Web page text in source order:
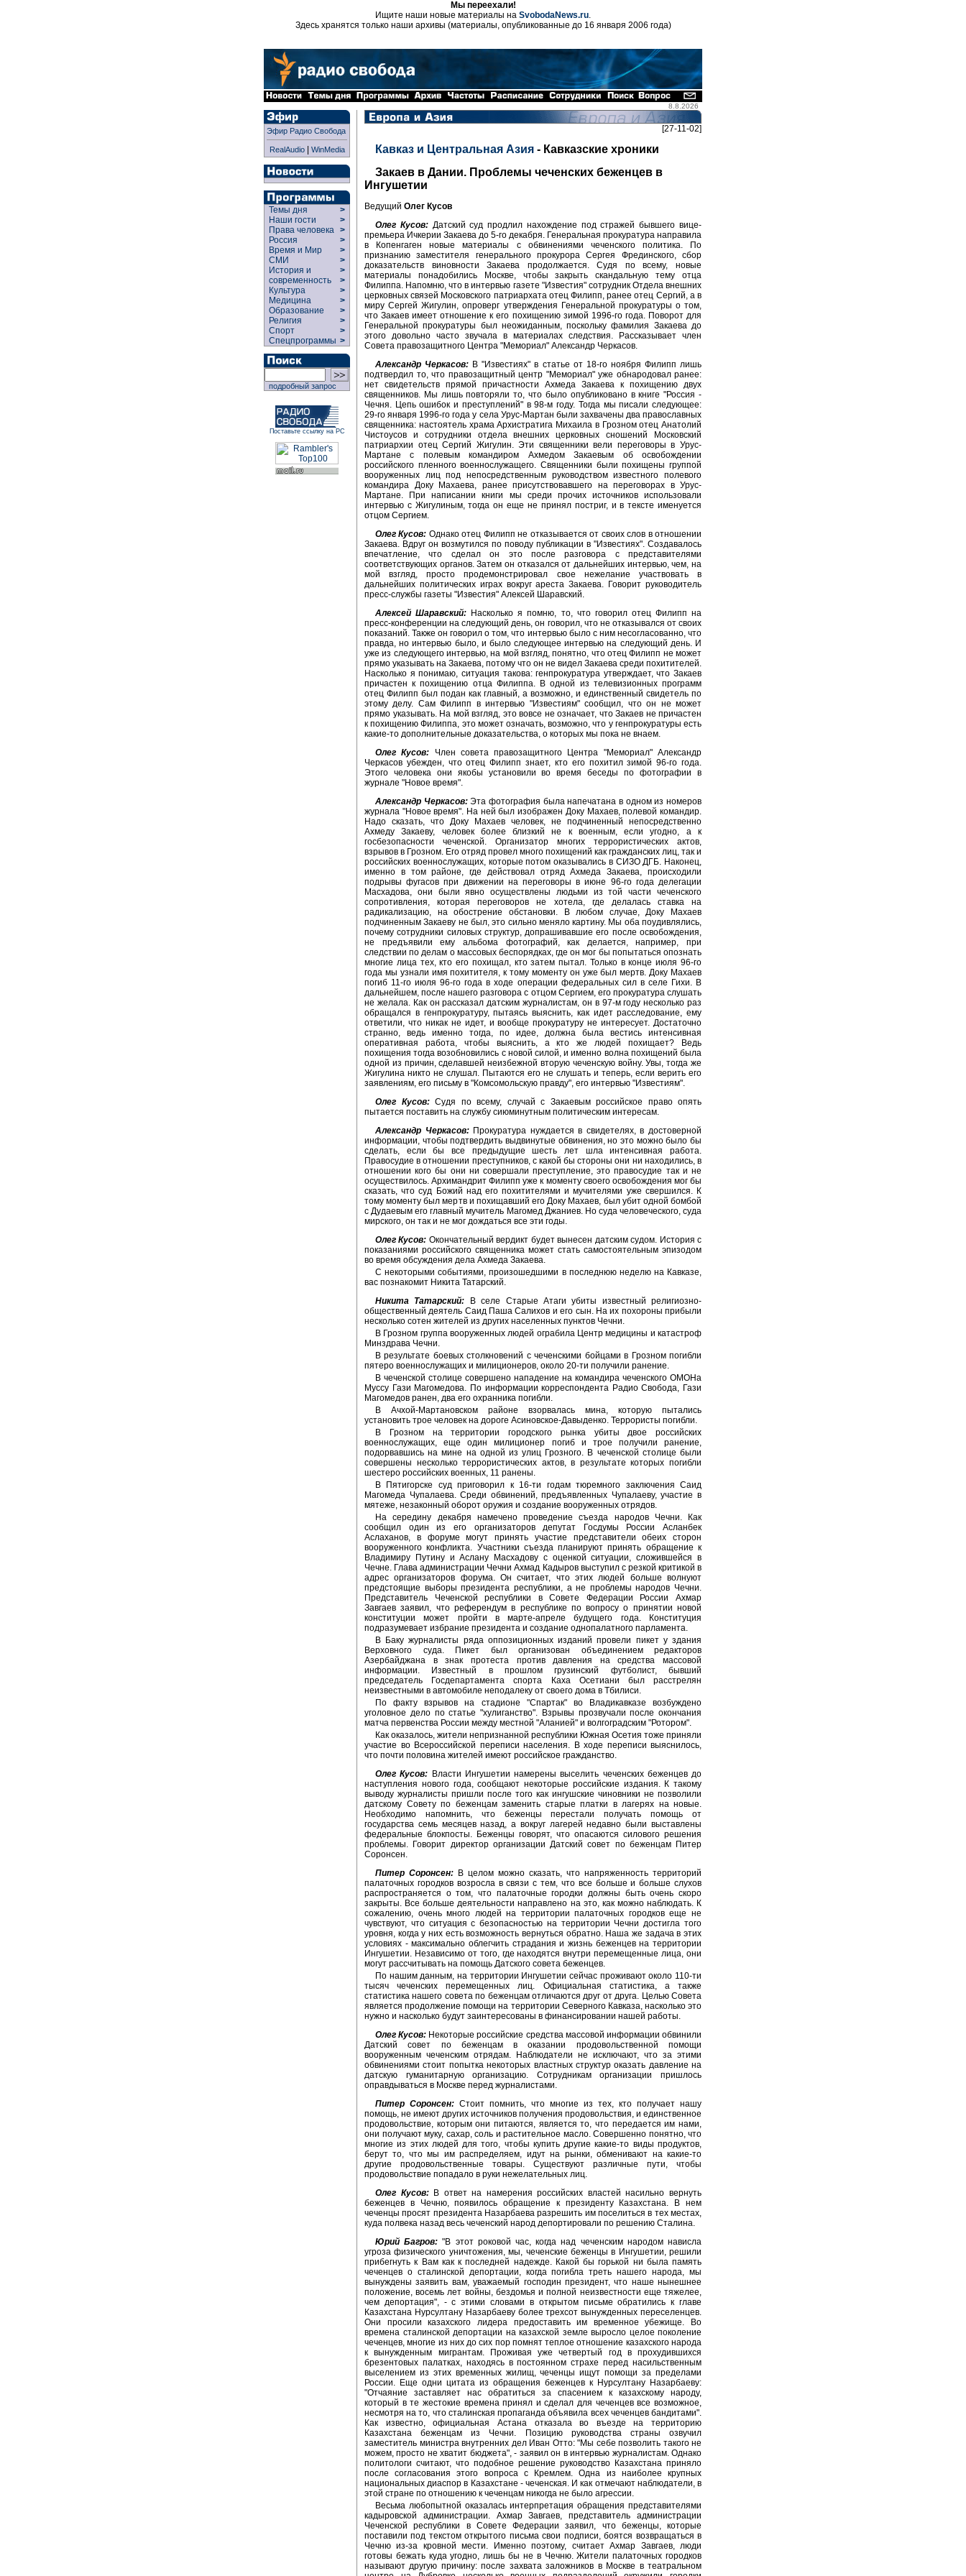
Мы переехали!
Ищите наши новые материалы на SvobodaNews.ru.
Здесь хранятся только наши архивы (материалы, опубликованные до 16 января 2006 года)
8.8.2026
Эфир Радио Свобода
RealAudio| WinMedia
Темы дня
>
Наши гости
>
Права человека >
Россия
>
Время и Мир
>
СМИ
>
История и
современность
>
>
Культура
>
Медицина
>
Образование
>
Религия
>
Спорт
>
Спецпрограммы >
подробный запрос
Поставьте ссылку на РС
[27-11-02]
Кавказ и Центральная Азия - Кавказские хроники
Закаев в Дании. Проблемы чеченских беженцев в
Ингушетии
Ведущий Олег Кусов
Олег Кусов:Датский суд продлил нахождение под стражей бывшего вице-
премьера Ичкерии Закаева до 5-го декабря. Генеральная прокуратура направила
в Копенгаген новые материалы с обвинениями чеченского политика. По
признанию заместителя генерального прокурора Сергея Фрединского, сбор
доказательств виновности Закаева продолжается. Судя по всему, новые
материалы понадобились Москве, чтобы закрыть скандальную тему отца
Филиппа. Напомню, что в интервью газете "Известия" сотрудник Отдела внешних
церковных связей Московского патриархата отец Филипп, ранее отец Сергий, а в
миру Сергей Жигулин, опроверг утверждения Генеральной прокуратуры о том,
что Закаев имеет отношение к его похищению зимой 1996-го года. Поворот для
Генеральной прокуратуры был неожиданным, поскольку фамилия Закаева до
этого довольно часто звучала в материалах следствия. Рассказывает член
Совета правозащитного Центра "Мемориал" Александр Черкасов.
Александр Черкасов: В "Известиях" в статье от 18-го ноября Филипп лишь
подтвердил то, что правозащитный центр "Мемориал" уже обнародовал ранее:
нет свидетельств прямой причастности Ахмеда Закаева к похищению двух
священников. Мы лишь повторяли то, что было опубликовано в книге "Россия -
Чечня. Цепь ошибок и преступлений" в 98-м году. Тогда мы писали следующее:
29-го января 1996-го года у села Урус-Мартан были захвачены два православных
священника: настоятель храма Архистратига Михаила в Грозном отец Анатолий
Чистоусов и сотрудники отдела внешних церковных сношений Московский
патриархии отец Сергий Жигулин. Эти священники вели переговоры в Урус-
Мартане с полевым командиром Ахмедом Закаевым об освобождении
российского пленного военнослужащего. Священники были похищены группой
вооруженных лиц под непосредственным руководством известного полевого
командира Доку Махаева, ранее присутствовавшего на переговорах в Урус-
Мартане. При написании книги мы среди прочих источников использовали
интервью с Жигулиным, тогда он еще не принял постриг, и в тексте именуется
отцом Сергием.
Олег Кусов: Однако отец Филипп не отказывается от своих слов в отношении
Закаева. Вдруг он возмутился по поводу публикации в "Известиях". Создавалось
впечатление, что сделал он это после разговора с представителями
соответствующих органов. Затем он отказался от дальнейших интервью, чем, на
мой взгляд, просто продемонстрировал свое нежелание участвовать в
дальнейших политических играх вокруг ареста Закаева. Говорит руководитель
пресс-службы газеты "Известия" Алексей Шаравский.
Алексей Шаравский: Насколько я помню, то, что говорил отец Филипп на
пресс-конференции на следующий день, он говорил, что не отказывался от своих
показаний. Также он говорил о том, что интервью было с ним несогласованно, что
правда, но интервью было, и было следующее интервью на следующий день. И
уже из следующего интервью, на мой взгляд, понятно, что отец Филипп не может
прямо указывать на Закаева, потому что он не видел Закаева среди похитителей.
Насколько я понимаю, ситуация такова: генпрокуратура утверждает, что Закаев
причастен к похищению отца Филиппа. В одной из телевизионных программ
отец Филипп был подан как главный, а возможно, и единственный свидетель по
этому делу. Сам Филипп в интервью "Известиям" сообщил, что он не может
прямо указывать. На мой взгляд, это вовсе не означает, что Закаев не причастен
к похищению Филиппа, это может означать, возможно, что у генпрокуратуры есть
какие-то дополнительные доказательства, о которых мы пока не внаем.
Олег Кусов: Член совета правозащитного Центра "Мемориал" Александр
Черкасов убежден, что отец Филипп знает, кто его похитил зимой 96-го года.
Этого человека они якобы установили во время беседы по фотографии в
журнале "Новое время".
Александр Черкасов:Эта фотография была напечатана в одном из номеров
журнала "Новое время". На ней был изображен Доку Махаев, полевой командир.
Надо сказать, что Доку Махаев человек, не подчиненный непосредственно
Ахмеду Закаеву, человек более близкий не к военным, если угодно, а к
госбезопасности чеченской. Организатор многих террористических актов,
взрывов в Грозном. Его отряд провел много похищений как гражданских лиц, так и
российских военнослужащих, которые потом оказывались в СИЗО ДГБ. Наконец,
именно в том районе, где действовал отряд Ахмеда Закаева, происходили
подрывы фугасов при движении на переговоры в июне 96-го года делегации
Масхадова, они были явно осуществлены людьми из той части чеченского
сопротивления, которая переговоров не хотела, где делалась ставка на
радикализацию, на обострение обстановки. В любом случае, Доку Махаев
подчиненным Закаеву не был, это сильно меняло картину. Мы оба поудивлялись,
почему сотрудники силовых структур, допрашивавшие его после освобождения,
не предъявили ему альбома фотографий, как делается, например, при
следствии по делам о массовых беспорядках, где он мог бы попытаться опознать
многие лица тех, кто его похищал, кто затем пытал. Только в конце июля 96-го
года мы узнали имя похитителя, к тому моменту он уже был мертв. Доку Махаев
погиб 11-го июля 96-го года в ходе операции федеральных сил в селе Гихи. В
дальнейшем, после нашего разговора с отцом Сергием, его прокуратура слушать
не желала. Как он рассказал датским журналистам, он в 97-м году несколько раз
обращался в генпрокуратуру, пытаясь выяснить, как идет расследование, ему
ответили, что никак не идет, и вообще прокуратуру не интересует. Достаточно
странно, ведь именно тогда, по идее, должна была вестись интенсивная
оперативная работа, чтобы выяснить, а кто же людей похищает? Ведь
похищения тогда возобновились с новой силой, и именно волна похищений была
одной из причин, сделавшей неизбежной вторую чеченскую войну. Увы, тогда же
Жигулина никто не слушал. Пытаются его не слушать и теперь, если верить его
заявлениям, его письму в "Комсомольскую правду", его интервью "Известиям".
Олег Кусов:Судя по всему, случай с Закаевым российское право опять
пытается поставить на службу сиюминутным политическим интересам.
Александр Черкасов:Прокуратура нуждается в свидетелях, в достоверной
информации, чтобы подтвердить выдвинутые обвинения, но это можно было бы
сделать, если бы все предыдущие шесть лет шла интенсивная работа.
Правосудие в отношении преступников, с какой бы стороны они ни находились, в
отношении кого бы они ни совершали преступление, это правосудие так и не
осуществилось. Архимандрит Филипп уже к моменту своего освобождения мог бы
сказать, что суд Божий над его похитителями и мучителями уже свершился. К
тому моменту был мертв и похищавший его Доку Махаев, был убит одной бомбой
с Дудаевым его главный мучитель Магомед Джаниев. Но суда человеческого, суда
мирского, он так и не мог дождаться все эти годы.
Олег Кусов: Окончательный вердикт будет вынесен датским судом. История с
показаниями российского священника может стать самостоятельным эпизодом
во время обсуждения дела Ахмеда Закаева.
С некоторыми событиями, произошедшими в последнюю неделю на Кавказе,
вас познакомит Никита Татарский.
Никита Татарский: В селе Старые Атаги убиты известный религиозно-
общественный деятель Саид Паша Салихов и его сын. На их похороны прибыли
несколько сотен жителей из других населенных пунктов Чечни.
В Грозном группа вооруженных людей ограбила Центр медицины и катастроф
Минздрава Чечни.
В результате боевых столкновений с чеченскими бойцами в Грозном погибли
пятеро военнослужащих и милиционеров, около 20-ти получили ранение.
В чеченской столице совершено нападение на командира чеченского ОМОНа
Муссу Гази Магомедова. По информации корреспондента Радио Свобода, Гази
Магомедов ранен, два его охранника погибли.
В Ачхой-Мартановском районе взорвалась мина, которую пытались
установить трое человек на дороге Асиновское-Давыденко. Террористы погибли.
В Грозном на территории городского рынка убиты двое российских
военнослужащих, еще один милиционер погиб и трое получили ранение,
подорвавшись на мине на одной из улиц Грозного. В чеченской столице были
совершены несколько террористических актов, в результате которых погибли
шестеро российских военных, 11 ранены.
В Пятигорске суд приговорил к 16-ти годам тюремного заключения Саид
Магомеда Чупалаева. Среди обвинений, предъявленных Чупалаеву, участие в
мятеже, незаконный оборот оружия и создание вооруженных отрядов.
На середину декабря намечено проведение съезда народов Чечни. Как
сообщил один из его организаторов депутат Госдумы России Асланбек
Аслаханов, в форуме могут принять участие представители обеих сторон
вооруженного конфликта. Участники съезда планируют принять обращение к
Владимиру Путину и Аслану Масхадову с оценкой ситуации, сложившейся в
Чечне. Глава администрации Чечни Ахмад Кадыров выступил с резкой критикой в
адрес организаторов форума. Он считает, что этих людей больше волнуют
предстоящие выборы президента республики, а не проблемы народов Чечни.
Представитель Чеченской республики в Совете Федерации России Ахмар
Завгаев заявил, что референдум в республике по вопросу о принятии новой
конституции может пройти в марте-апреле будущего года. Конституция
подразумевает избрание президента и создание однопалатного парламента.
В Баку журналисты ряда оппозиционных изданий провели пикет у здания
Верховного суда. Пикет был организован объединением редакторов
Азербайджана в знак протеста против давления на средства массовой
информации. Известный в прошлом грузинский футболист, бывший
председатель Госдепартамента спорта Каха Осетиани был расстрелян
неизвестными в автомобиле неподалеку от своего дома в Тбилиси.
По факту взрывов на стадионе "Спартак" во Владикавказе возбуждено
уголовное дело по статье "хулиганство". Взрывы прозвучали после окончания
матча первенства России между местной "Аланией" и волгоградским "Ротором".
Как оказалось, жители непризнанной республики Южная Осетия тоже приняли
участие во Всероссийской переписи населения. В ходе переписи выяснилось,
что почти половина жителей имеют российское гражданство.
Олег Кусов: Власти Ингушетии намерены выселить чеченских беженцев до
наступления нового года, сообщают некоторые российские издания. К такому
выводу журналисты пришли после того как ингушские чиновники не позволили
датскому Совету по беженцам заменить старые платки в лагерях на новые.
Необходимо напомнить, что беженцы перестали получать помощь от
государства семь месяцев назад, а вокруг лагерей недавно были выставлены
федеральные блокпосты. Беженцы говорят, что опасаются силового решения
проблемы. Говорит директор организации Датский совет по беженцам Питер
Соронсен.
Питер Соронсен: В целом можно сказать, что напряженность территорий
палаточных городков возросла в связи с тем, что все больше и больше слухов
распространяется о том, что палаточные городки должны быть очень скоро
закрыты. Все больше деятельности направлено на это, как можно наблюдать. К
сожалению, очень много людей на территории палаточных городков еще не
чувствуют, что ситуация с безопасностью на территории Чечни достигла того
уровня, когда у них есть возможность вернуться обратно. Наша же задача в этих
условиях - максимально облегчить страдания и жизнь беженцев на территории
Ингушетии. Независимо от того, где находятся внутри перемещенные лица, они
могут рассчитывать на помощь Датского совета беженцев.
По нашим данным, на территории Ингушетии сейчас проживают около 110-ти
тысяч чеченских перемещенных лиц. Официальная статистика, а также
статистика нашего совета по беженцам отличаются друг от друга. Целью Совета
является продолжение помощи на территории Северного Кавказа, насколько это
нужно и насколько будут заинтересованы в финансировании нашей работы.
Олег Кусов: Некоторые российские средства массовой информации обвинили
Датский совет по беженцам в оказании продовольственной помощи
вооруженным чеченским отрядам. Наблюдатели не исключают, что за этими
обвинениями стоит попытка некоторых властных структур оказать давление на
датскую гуманитарную организацию. Сотрудникам организации пришлось
оправдываться в Москве перед журналистами.
Питер Соронсен: Стоит помнить, что многие из тех, кто получает нашу
помощь, не имеют других источников получения продовольствия, и единственное
продовольствие, которым они питаются, является то, что передается им нами,
они получают муку, сахар, соль и растительное масло. Совершенно понятно, что
многие из этих людей для того, чтобы купить другие какие-то виды продуктов,
берут то, что мы им распределяем, идут на рынки, обменивают на какие-то
другие продовольственные товары. Существуют различные пути, чтобы
продовольствие попадало в руки нежелательных лиц.
Олег Кусов:В ответ на намерения российских властей насильно вернуть
беженцев в Чечню, появилось обращение к президенту Казахстана. В нем
чеченцы просят президента Назарбаева разрешить им поселиться в тех местах,
куда полвека назад весь чеченский народ депортировали по решению Сталина.
Юрий Багров:"В этот роковой час, когда над чеченским народом нависла
угроза физического уничтожения, мы, чеченские беженцы в Ингушетии, решили
прибегнуть к Вам как к последней надежде. Какой бы горькой ни была память
чеченцев о сталинской депортации, когда погибла треть нашего народа, мы
вынуждены заявить вам, уважаемый господин президент, что наше нынешнее
положение, восемь лет войны, бездомья и полной неизвестности еще тяжелее,
чем депортация", - с этими словами в открытом письме обратились к главе
Казахстана Нурсултану Назарбаеву более трехсот вынужденных переселенцев.
Они просили казахского лидера предоставить им временное убежище. Во
времена сталинской депортации на казахской земле выросло целое поколение
чеченцев, многие из них до сих пор помнят теплое отношение казахского народа
к вынужденным мигрантам. Проживая уже четвертый год в прохудившихся
брезентовых палатках, находясь в постоянном страхе перед насильственным
выселением из этих временных жилищ, чеченцы ищут помощи за пределами
России. Еще одни цитата из обращения беженцев к Нурсултану Назарбаеву:
"Отчаяние заставляет нас обратиться за спасением к казахскому народу,
который в те жестокие времена принял и сделал для чеченцев все возможное,
несмотря на то, что сталинская пропаганда объявила всех чеченцев бандитами".
Как известно, официальная Астана отказала во въезде на территорию
Казахстана беженцам из Чечни. Позицию руководства страны озвучил
заместитель министра внутренних дел Иван Отто: "Мы себе позволить такого не
можем, просто не хватит бюджета", - заявил он в интервью журналистам. Однако
политологи считают, что подобное решение руководство Казахстана приняло
после согласования этого вопроса с Кремлем. Одна из наиболее крупных
национальных диаспор в Казахстане - чеченская. И как отмечают наблюдатели, в
этой стране по отношению к чеченцам никогда не было агрессии.
Весьма любопытной оказалась интерпретация обращения представителями
кадыровской администрации. Ахмар Завгаев, представитель администрации
Чеченской республики в Совете Федерации заявил, что беженцы, которые
поставили под текстом открытого письма свои подписи, боятся возвращаться в
Чечню из-за кровной мести. Именно поэтому, считает Ахмар Завгаев, люди
готовы бежать куда угодно, лишь бы не в Чечню. Жители палаточных городков
называют другую причину: после захвата заложников в Москве в театральном